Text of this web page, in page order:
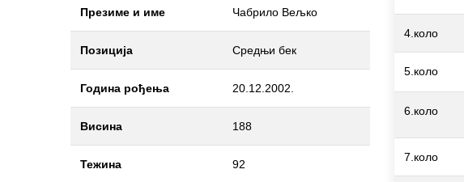
Презиме и име Чабрило Вељко
Позиција Средњи бек
Година рођења 20.12.2002.
Висина 188
Тежина 92
4.коло
5.коло
6.коло
7.коло